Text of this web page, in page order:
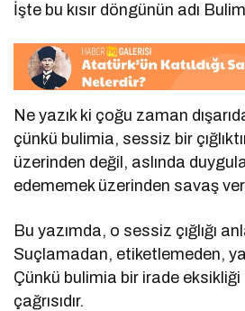
İşte bu kısır döngünün adı
Ne yazık ki çoğu zaman
çünkü bulimia, sessiz bir
üzerinden değil, aslında
edememek üzerinden savaş
Bu yazımda, o sessiz çığlığı
Suçlamadan, etiketlemeden,
Çünkü bulimia bir irade eksikliği
çağrısıdır.